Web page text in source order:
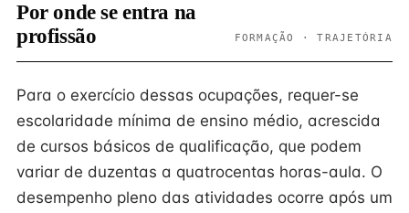
Por onde se entra na
profissão
FORMAÇÃO · TRAJETÓRIA
Para o exercício dessas ocupações, requer-se
escolaridade mínima de ensino médio, acrescida
de cursos básicos de qualificação, que podem
variar de duzentas a quatrocentas horas-aula. O
desempenho pleno das atividades ocorre após um